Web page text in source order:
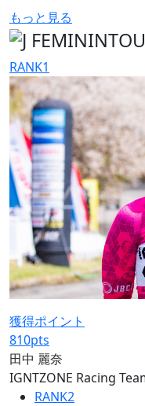
もっと見る
RANK1
獲得ポイント
810pts
田中 麗奈
IGNTZONE Racing
RANK2